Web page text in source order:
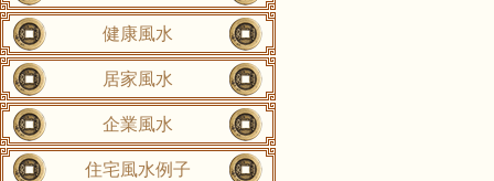
健康風水
居家風水
企業風水
住宅風水例子